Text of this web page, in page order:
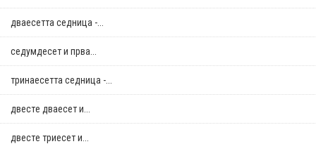
дваесетта седница -...
седумдесет и прва...
тринаесетта седница -...
двестe дваесет и...
двестe триесет и...